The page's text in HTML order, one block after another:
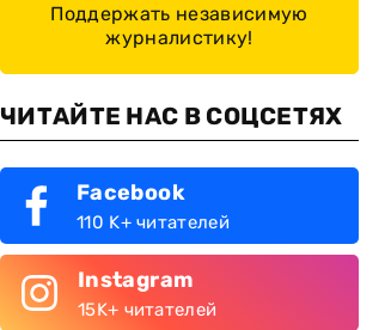
Поддержать независимую
журналистику!
ЧИТАЙТЕ НАС В СОЦСЕТЯХ
Facebook
110 K+ читателей
Instagram
15K+ читателей